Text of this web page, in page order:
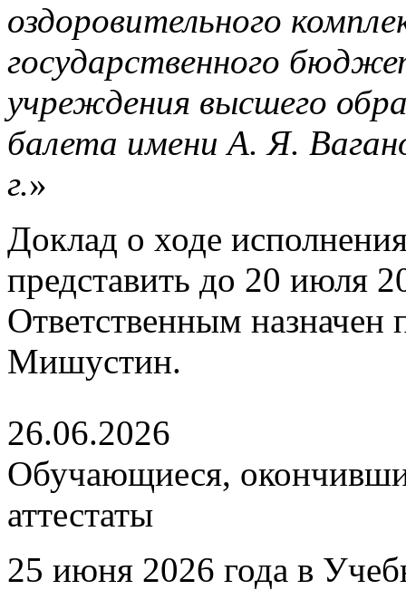
оздоровительного
государственного
учреждения высшего
балета имени А. Я.
г.»
Доклад о ходе
представить до 20 июля
Ответственным
Мишустин.
26.06.2026
Обучающиеся,
аттестаты
25 июня 2026 года в